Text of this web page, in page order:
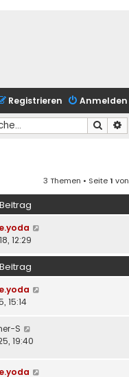
Anmelden
Registrieren
Suche
3 Themen • Seite1 von
12:29
15:14
S
19:40